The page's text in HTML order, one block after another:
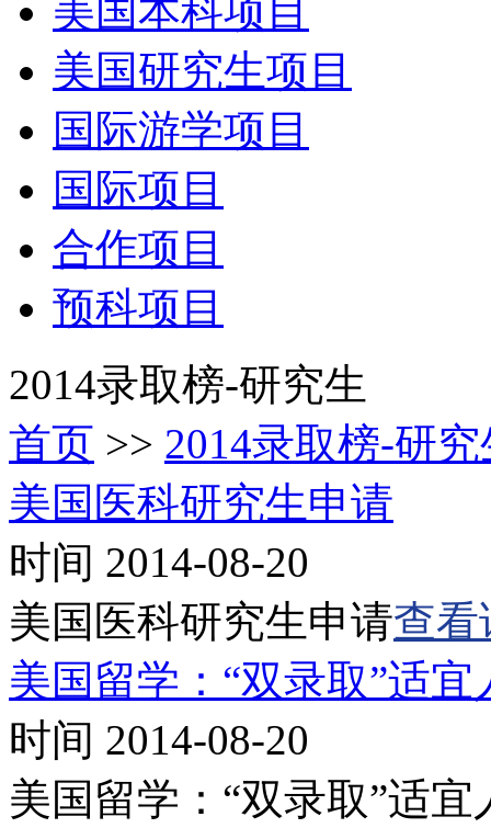
美国本科项目
美国研究生项目
国际游学项目
国际项目
合作项目
预科项目
2014录取榜-研究生
首页 >> 2014录取榜-研究
美国医科研究生申请
时间 2014-08-20
美国医科研究生申请查看
美国留学：“双录取”适
时间 2014-08-20
美国留学：“双录取”适